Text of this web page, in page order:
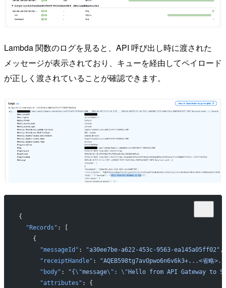
Lambda 関数のログを見ると、API 呼び出し時に渡された
メッセージが表示されており、キューを経由してペイロード
が正しく渡されていることが確認できます。
{
  "Records"
: [
    {
      "messageId"
: "a30ee7be-a622-453c-9563-ea145a05ff02" ,
      "receiptHandle"
:
"AQEB598tg7avOpwo6n6v6k3+...<省略
      "body"
: "{\"message\" : \" Hello from API Gateway to
      "attributes"
: {